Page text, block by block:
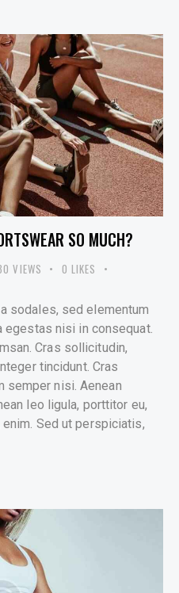
SO MUCH?
VIEWS 0 LIKES
sodales, sed elementum
egestas nisi in consequat.
Cras sollicitudin,
tincidunt. Cras
semper nisi. Aenean
leo ligula, porttitor eu,
Sed ut perspiciatis,